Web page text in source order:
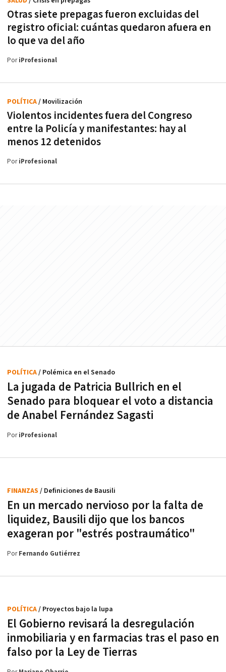
Otras siete prepagas fueron excluidas del
registro oficial: cuántas quedaron afuera en
lo que va del año
PoriProfesional
Violentos incidentes fuera del Congreso
entre la Policía y manifestantes: hay al
menos 12 detenidos
POLÍTICA/ Movilización
PoriProfesional
La jugada de Patricia Bullrich en el
Senado para bloquear el voto a distancia
de Anabel Fernández Sagasti
POLÍTICA/ Polémica en el Senado
PoriProfesional
En un mercado nervioso por la falta de
liquidez, Bausili dijo que los bancos
exageran por "estrés postraumático"
FINANZAS / Definiciones de Bausili
PorFernando Gutiérrez
El Gobierno revisará la desregulación
inmobiliaria y en farmacias tras el paso en
falso por la Ley de Tierras
POLÍTICA/ Proyectos bajo la lupa